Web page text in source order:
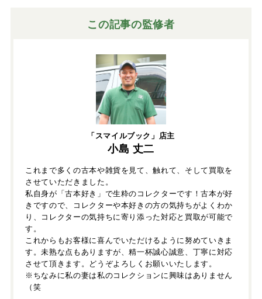
この記事の監修者
「スマイルブック」店主
小島 丈二
これまで多くの古本や雑貨を見て、触れて、そして買取を
させていただきました。
私自身が「古本好き」で生粋のコレクターです！古本が好
きですので、コレクターや本好きの方の気持ちがよくわか
り、コレクターの気持ちに寄り添った対応と買取が可能で
す。
これからもお客様に喜んでいただけるように努めていきま
す。未熟な点もありますが、精一杯誠心誠意、丁寧に対応
させて頂きます。どうぞよろしくお願いいたします。
※ちなみに私の妻は私のコレクションに興味はありません
（笑